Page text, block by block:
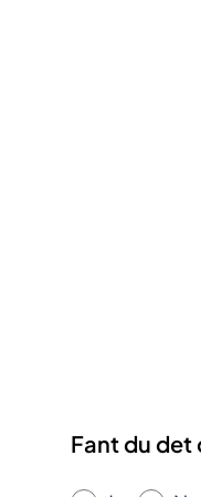
Fant du det